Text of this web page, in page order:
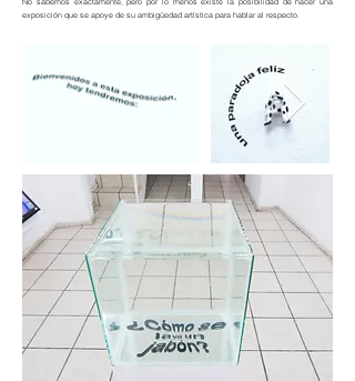
exposición que se apoye de su ambigüedad artística para hablar al respecto.